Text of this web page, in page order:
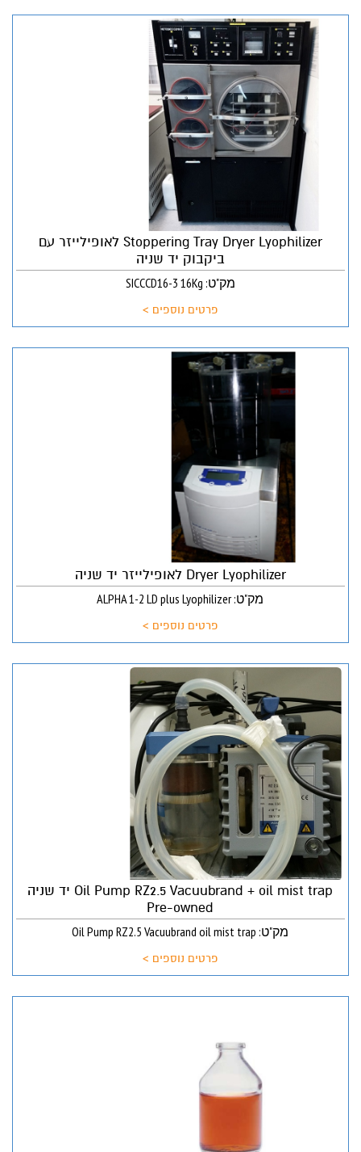
Stoppering Tray Dryer Lyophilizer לאופילייזר עם
ביקבוק יד שניה
מק"ט: SICCCD16-3 16Kg
פרטים נוספים >
Dryer Lyophilizer לאופילייזר יד שניה
מק"ט: ALPHA 1-2 LD plus Lyophilizer
פרטים נוספים >
Oil Pump RZ2.5 Vacuubrand + oil mist trap יד שניה
Pre-owned
מק"ט: Oil Pump RZ2.5 Vacuubrand oil mist trap
פרטים נוספים >